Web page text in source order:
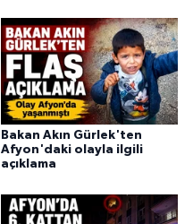
Bakan Akın Gürlek'ten
Afyon'daki olayla ilgili
açıklama